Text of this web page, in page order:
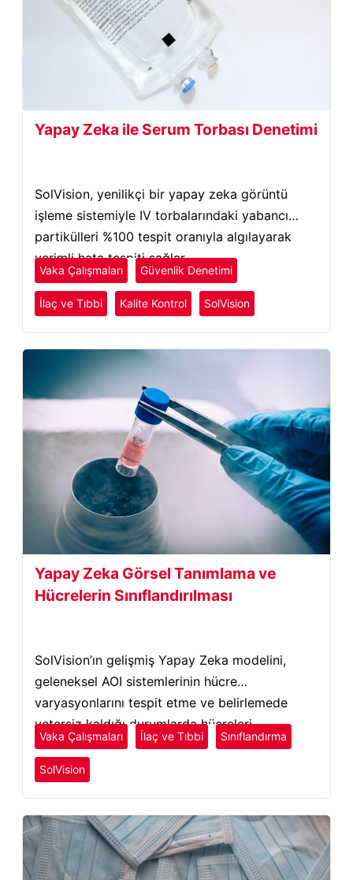
Yapay Zeka ile Serum Torbası Denetimi
SolVision, yenilikçi bir yapay zeka görüntü
işleme sistemiyle IV torbalarındaki yabancı
partikülleri %100 tespit oranıyla algılayarak
verimli hata tespiti sağlar.
Vaka Çalışmaları Güvenlik Denetimi
İlaç ve Tıbbi Kalite Kontrol SolVision
Yapay Zeka Görsel Tanımlama ve
Hücrelerin Sınıflandırılması
SolVision’ın gelişmiş Yapay Zeka modelini,
geleneksel AOI sistemlerinin hücre
varyasyonlarını tespit etme ve belirlemede
yetersiz kaldığı durumlarda hücreleri
tanımlamak ve sınıflandırmak için kullanın.
Vaka Çalışmaları İlaç ve Tıbbi Sınıflandırma
SolVision